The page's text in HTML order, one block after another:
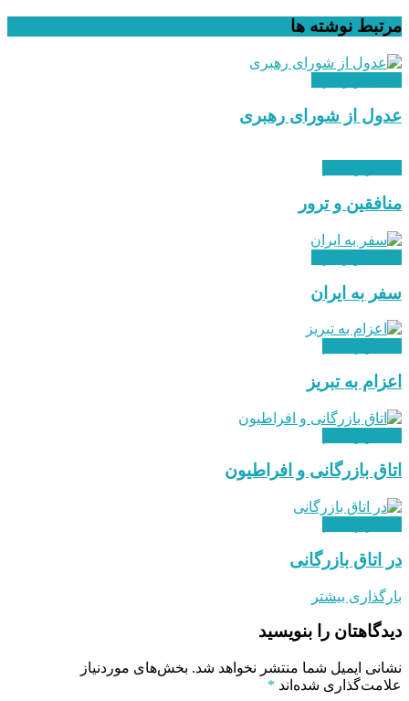
مرتبط نوشته ها
عدول از شورای رهبری
منافقین و ترور
سفر به ایران
اعزام به تبریز
اتاق بازرگانی و افراطیون
در اتاق بازرگانی
بارگذاری بیشتر
دیدگاهتان را بنویسید
نشانی ایمیل شما منتشر نخواهد شد. بخش‌های موردنیاز
علامت‌گذاری شده‌اند *